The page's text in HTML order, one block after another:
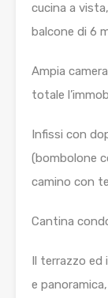
cucina a
balcone di 6
Ampia
totale
Infissi con
(bombolone
camino con
Cantina
Il terrazzo ed
e